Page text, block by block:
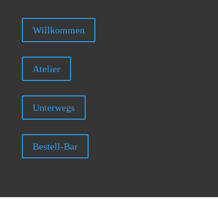
Willkommen
Atelier
Unterwegs
Bestell-Bar